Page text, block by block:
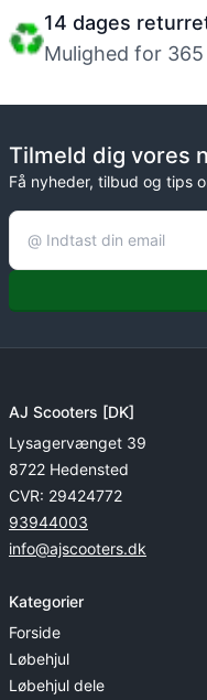
14 dages
Mulighed for
Tilmeld dig vores
Få nyheder, tilbud og tips
AJ Scooters [DK]
Lysagervænget 39
8722 Hedensted
CVR: 29424772
93944003
info@ajscooters.dk
Kategorier
Forside
Løbehjul
Løbehjul dele